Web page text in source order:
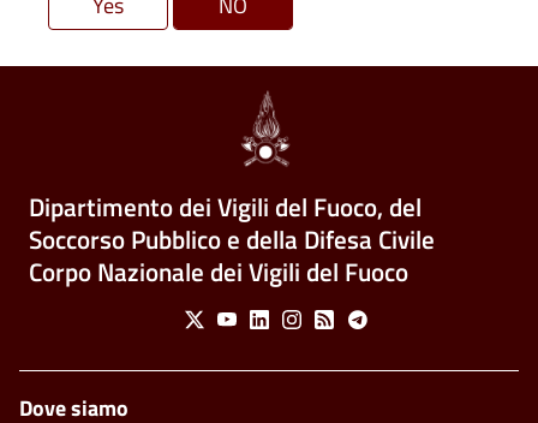
Dipartimento dei Vigili del Fuoco, del
Soccorso Pubblico e della Difesa Civile
Corpo Nazionale dei Vigili del Fuoco
Social Menu
X YoutubeLinkedinInstagram
Feed Telegram
Piè di pagina
Dove siamo